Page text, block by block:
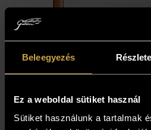
Beleegyezés
Ez a weboldal sütiket használ
Sütiket használunk a tartalmak
Kovács
849